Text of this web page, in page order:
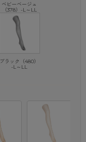
ベビーベージュ
（378）-L～LL
ブラック（480）
-L～LL